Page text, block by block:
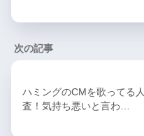
次の記事
ハミングのCMを歌ってる
査！気持ち悪いと言わ…